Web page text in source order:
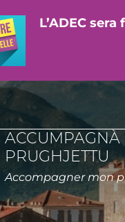
L’ADEC
ACCUMPAGNÀ
PRUGHJETTU